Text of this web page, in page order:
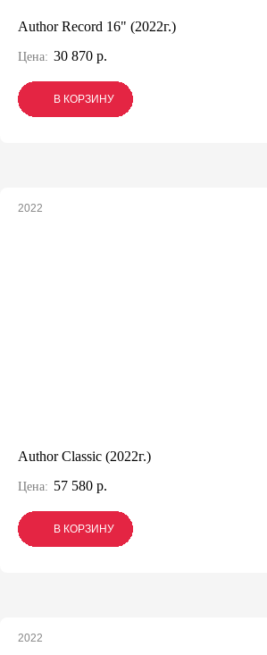
Author Record 16" (2022г.)
Цена: 30 870 р.
В КОРЗИНУ
В КОРЗИНУ
В КОРЗИНУ
2022
Author Classic (2022г.)
Цена: 57 580 р.
В КОРЗИНУ
В КОРЗИНУ
В КОРЗИНУ
2022